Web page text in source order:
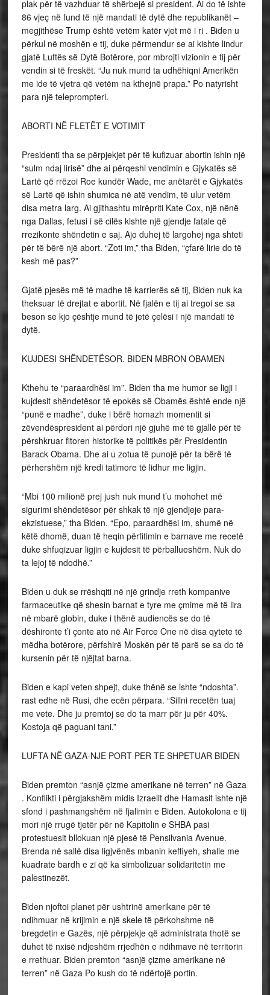
plak për të vazhduar të shërbejë si president. Ai do të ishte
86 vjeç në fund të një mandati të dytë dhe republikanët –
megjithëse Trump është vetëm katër vjet më i ri . Biden u
përkul në moshën e tij, duke përmendur se ai kishte lindur
gjatë Luftës së Dytë Botërore, por mbrojti vizionin e tij për
vendin si të freskët. “Ju nuk mund ta udhëhiqni Amerikën
me ide të vjetra që vetëm na kthejnë prapa.” Po natyrisht
para një teleprompteri.
ABORTI NË FLETËT E VOTIMIT
Presidenti tha se përpjekjet për të kufizuar abortin ishin një
“sulm ndaj lirisë” dhe ai përqeshi vendimin e Gjykatës së
Lartë që rrëzoi Roe kundër Wade, me anëtarët e Gjykatës
së Lartë që ishin shumica në atë vendim, të ulur vetëm
disa metra larg. Ai gjithashtu mirëpriti Kate Cox, një nënë
nga Dallas, fetusi i së cilës kishte një gjendje fatale që
rrezikonte shëndetin e saj. Ajo duhej të largohej nga shteti
për të bërë një abort. “Zoti im,” tha Biden, “çfarë lirie do të
kesh më pas?”
Gjatë pjesës më të madhe të karrierës së tij, Biden nuk ka
theksuar të drejtat e abortit. Në fjalën e tij ai tregoi se sa
beson se kjo çështje mund të jetë çelësi i një mandati të
dytë.
KUJDESI SHËNDETËSOR. BIDEN MBRON OBAMEN
Kthehu te “paraardhësi im”. Biden tha me humor se ligji i
kujdesit shëndetësor të epokës së Obamës është ende një
“punë e madhe”, duke i bërë homazh momentit si
zëvendëspresident ai përdori një gjuhë më të gjallë për të
përshkruar fitoren historike të politikës për Presidentin
Barack Obama. Dhe ai u zotua të punojë për ta bërë të
përhershëm një kredi tatimore të lidhur me ligjin.
“Mbi 100 milionë prej jush nuk mund t’u mohohet më
sigurimi shëndetësor për shkak të një gjendjeje para-
ekzistuese,” tha Biden. “Epo, paraardhësi im, shumë në
këtë dhomë, duan të heqin përfitimin e barnave me recetë
duke shfuqizuar ligjin e kujdesit të përballueshëm. Nuk do
ta lejoj të ndodhë.”
Biden u duk se rrëshqiti në një grindje rreth kompanive
farmaceutike që shesin barnat e tyre me çmime më të lira
në mbarë globin, duke i thënë audiencës se do të
dëshironte t’i çonte ato në Air Force One në disa qytete të
mëdha botërore, përfshirë Moskën për të parë se sa do të
kursenin për të njëjtat barna.
Biden e kapi veten shpejt, duke thënë se ishte “ndoshta”.
rast edhe në Rusi, dhe ecën përpara. “Sillni recetën tuaj
me vete. Dhe ju premtoj se do ta marr për ju për 40%.
Kostoja që paguani tani.”
LUFTA NË GAZA-NJE PORT PER TE SHPETUAR BIDEN
Biden premton “asnjë çizme amerikane në terren” në Gaza
. Konflikti i përgjakshëm midis Izraelit dhe Hamasit ishte një
sfond i pashmangshëm në fjalimin e Biden. Autokolona e tij
mori një rrugë tjetër për në Kapitolin e SHBA pasi
protestuesit bllokuan një pjesë të Pensilvania Avenue.
Brenda në sallë disa ligjvënës mbanin keffiyeh, shalle me
kuadrate bardh e zi që ka simbolizuar solidaritetin me
palestinezët.
Biden njoftoi planet për ushtrinë amerikane për të
ndihmuar në krijimin e një skele të përkohshme në
bregdetin e Gazës, një përpjekje që administrata thotë se
duhet të nxisë ndjeshëm rrjedhën e ndihmave në territorin
e rrethuar. Biden premton “asnjë çizme amerikane në
terren” në Gaza Po kush do të ndërtojë portin.